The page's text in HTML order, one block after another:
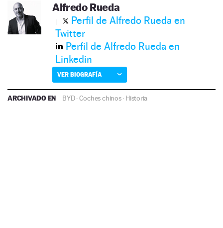
Alfredo Rueda
Perfil de Alfredo Rueda en
Twitter
Perfil de Alfredo Rueda en
Linkedin
VER BIOGRAFÍA
ARCHIVADO EN BYD·Coches chinos· Historia